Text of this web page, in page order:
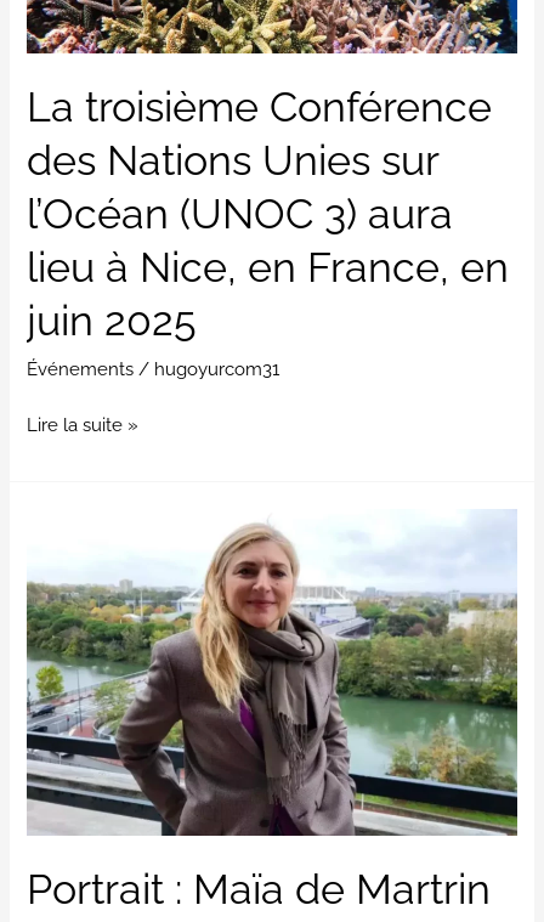
La troisième Conférence
des Nations Unies sur
l’Océan (UNOC 3) aura
lieu à Nice, en France, en
juin 2025
Événements / hugoyurcom31
l’Océan
(UNOC
aura
lieu
Nice,
en
France,
en
juin
2025
Lire la suite »
Portrait : Maïa de Martrin
Maïa
de
Martrin
fait
du
mécénat
un
pour